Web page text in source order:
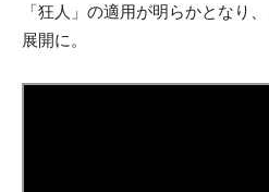
「狂人」の適用が明らかとなり
展開に。